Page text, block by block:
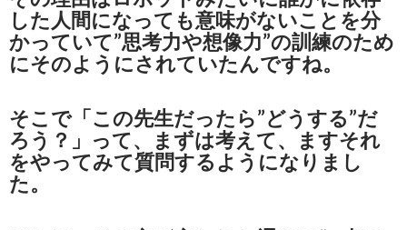
した人間になっても意味がないことを分
かっていて”思考力や想像力”の訓練のため
にそのようにされていたんですね。
そこで「この先生だったら”どうする”だ
ろう？」って、まずは考えて、ますそれ
をやってみて質問するようになりまし
た。